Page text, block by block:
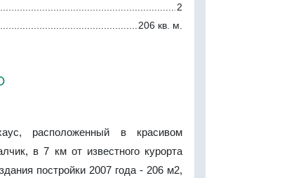
2
206 кв. м.
расположенный в красивом
в 7 км от известного курорта
постройки 2007 года - 206 м2,